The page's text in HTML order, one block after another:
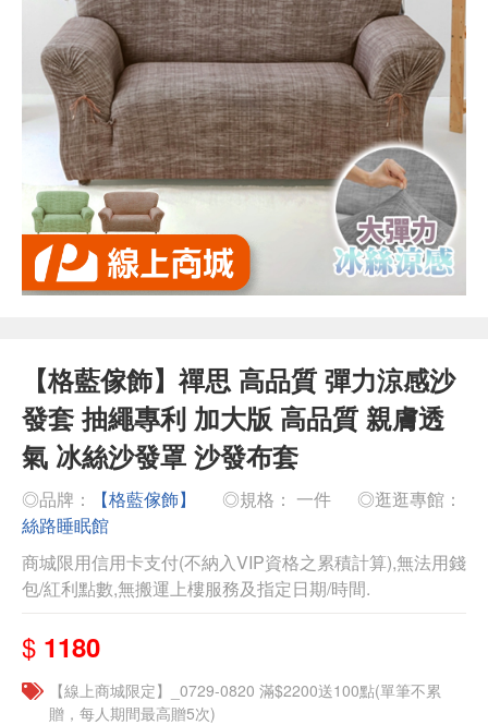
【格藍傢飾】禪思 高品質 彈力涼感沙
發套 抽繩專利 加大版 高品質 親膚透
氣 冰絲沙發罩 沙發布套
◎品牌： 【格藍傢飾】 ◎規格： 一件
◎逛逛專館：
絲路睡眠館
商城限用信用卡支付(不納入VIP資格之累積計算),無法用錢
包/紅利點數,無搬運上樓服務及指定日期/時間.
$ 1180
【線上商城限定】_0729-0820 滿$2200送100點(單筆不累
贈，每人期間最高贈5次)